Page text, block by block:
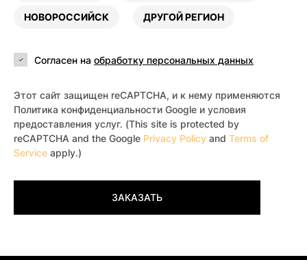
НОВОРОССИЙСК ДРУГОЙ РЕГИОН
Согласен на обработку персональных данных
Этот сайт защищен reCAPTCHA, и к нему применяются
Политика конфиденциальности Google и условия
предоставления услуг. (This site is protected by
reCAPTCHA and the Google Privacy Policy and Terms of
Service apply.)